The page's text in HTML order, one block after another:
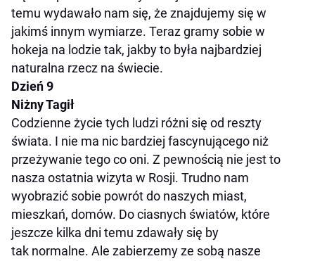
temu wydawało nam się, że znajdujemy się w
jakimś innym wymiarze. Teraz gramy sobie w
hokeja na lodzie tak, jakby to była najbardziej
naturalna rzecz na świecie.
Dzień 9
Niżny Tagił
Codzienne życie tych ludzi różni się od reszty
świata. I nie ma nic bardziej fascynującego niż
przeżywanie tego co oni. Z pewnością nie jest to
nasza ostatnia wizyta w Rosji. Trudno nam
wyobrazić sobie powrót do naszych miast,
mieszkań, domów. Do ciasnych światów, które
jeszcze kilka dni temu zdawały się by
tak normalne. Ale zabierzemy ze sobą nasze